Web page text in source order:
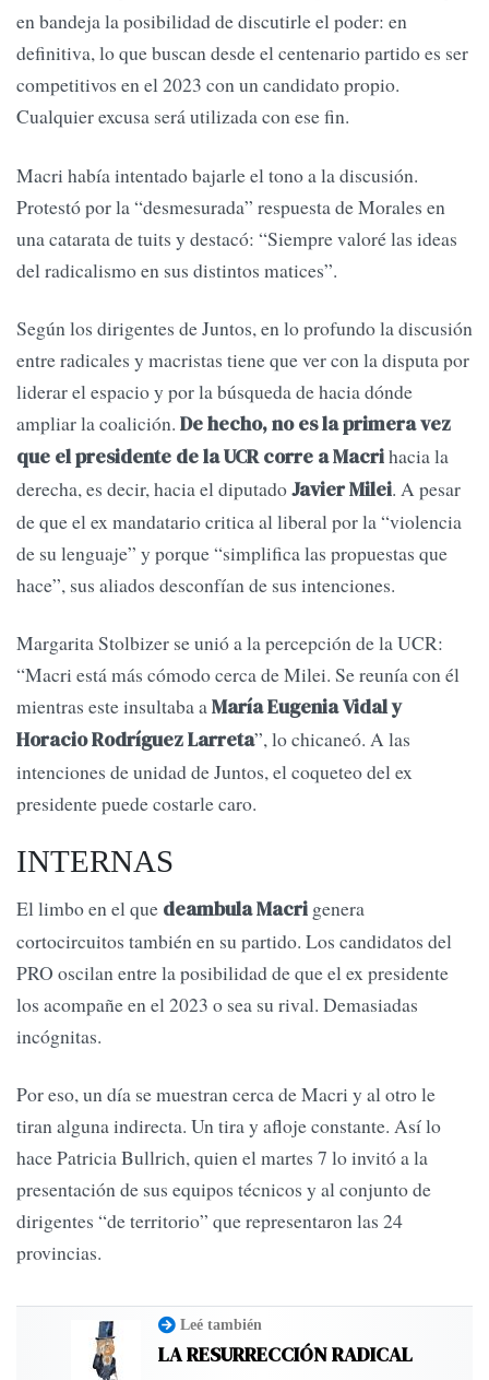
en bandeja la posibilidad de discutirle el poder: en
definitiva, lo que buscan desde el centenario partido es ser
competitivos en el 2023 con un candidato propio.
Cualquier excusa será utilizada con ese fin.
Macri había intentado bajarle el tono a la discusión.
Protestó por la “desmesurada” respuesta de Morales en
una catarata de tuits y destacó: “Siempre valoré las ideas
del radicalismo en sus distintos matices”.
Según los dirigentes de Juntos, en lo profundo la discusión
entre radicales y macristas tiene que ver con la disputa por
liderar el espacio y por la búsqueda de hacia dónde
ampliar la coalición. De hecho, no es la primera vez
que el presidente de la UCR corre a Macrihacia la
derecha, es decir, hacia el diputadoJavier Milei. A pesar
de que el ex mandatario critica al liberal por la “violencia
de su lenguaje” y porque “simplifica las propuestas que
hace”, sus aliados desconfían de sus intenciones.
Margarita Stolbizer se unió a la percepción de la UCR:
“Macri está más cómodo cerca de Milei. Se reunía con él
mientras este insultaba aMaría Eugenia Vidal y
Horacio Rodríguez Larreta”, lo chicaneó. A las
intenciones de unidad de Juntos, el coqueteo del ex
presidente puede costarle caro.
INTERNAS
El limbo en el que deambula Macri genera
cortocircuitos también en su partido. Los candidatos del
PRO oscilan entre la posibilidad de que el ex presidente
los acompañe en el 2023 o sea su rival. Demasiadas
incógnitas.
Por eso, un día se muestran cerca de Macri y al otro le
tiran alguna indirecta. Un tira y afloje constante. Así lo
hace Patricia Bullrich, quien el martes 7 lo invitó a la
presentación de sus equipos técnicos y al conjunto de
dirigentes “de territorio” que representaron las 24
provincias.
Leé también
LA RESURRECCIÓN RADICAL